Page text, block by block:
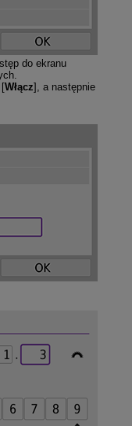
do ekranu
[Włącz], a następnie